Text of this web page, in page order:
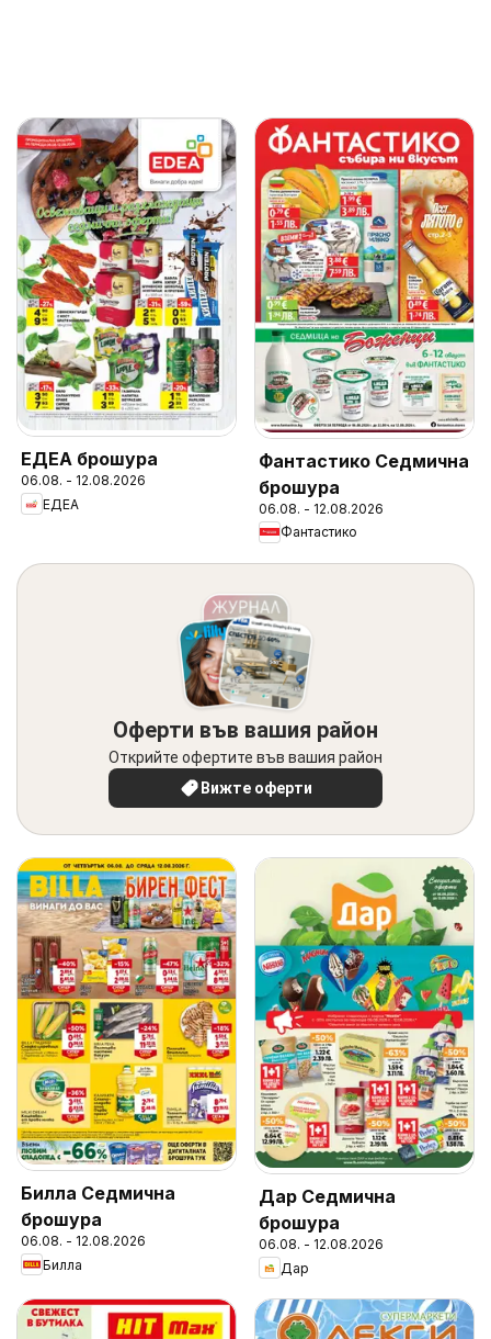
ЕДЕА брошура
06.08. - 12.08.2026
ЕДЕА
Фантастико Седмична
брошура
06.08. - 12.08.2026
Фантастико
Оферти във вашия район
Открийте офертите във вашия район
Вижте оферти
Билла Седмична
брошура
06.08. - 12.08.2026
Билла
Дар Седмична
брошура
06.08. - 12.08.2026
Дар